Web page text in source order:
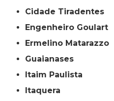
Cidade Tiradentes
Engenheiro Goulart
Ermelino Matarazzo
Guaianases
Itaim Paulista
Itaquera